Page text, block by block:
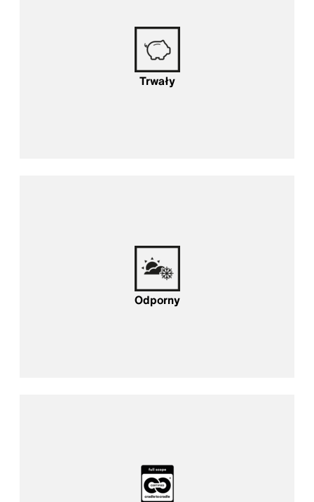
Trwały
Odporny